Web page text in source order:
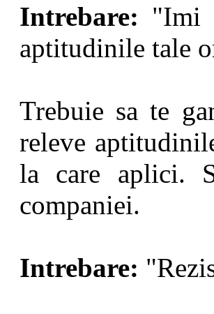
Intrebare: "Imi
aptitudinile tale
Trebuie sa te
releve
la care aplici.
companiei.
Intrebare: